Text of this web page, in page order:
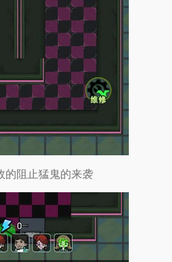
的阻止猛鬼的来袭